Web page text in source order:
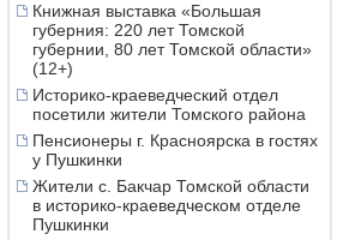
Книжная выставка «Большая
губерния: 220 лет Томской
губернии, 80 лет Томской области»
(12+)
Историко-краеведческий отдел
посетили жители Томского района
Пенсионеры г. Красноярска в гостях
у Пушкинки
Жители с. Бакчар Томской области
в историко-краеведческом отделе
Пушкинки